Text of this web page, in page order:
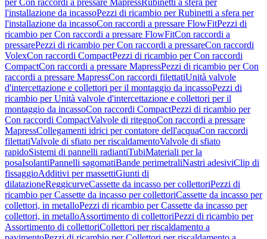
per Con raccordi a pressare MapressRubinetti a sfera per
l'installazione da incassoPezzi di ricambio per Rubinetti a sfera per
l'installazione da incassoCon raccordi a pressare FlowFitPezzi di
ricambio per Con raccordi a pressare FlowFitCon raccordi a
pressarePezzi di ricambio per Con raccordi a pressareCon raccordi
VolexCon raccordi CompactPezzi di ricambio per Con raccordi
CompactCon raccordi a pressare MapressPezzi di ricambio per Con
raccordi a pressare MapressCon raccordi filettatiUnità valvole
d'intercettazione e collettori per il montaggio da incassoPezzi di
ricambio per Unità valvole d'intercettazione e collettori per il
montaggio da incassoCon raccordi CompactPezzi di ricambio per
Con raccordi CompactValvole di ritegnoCon raccordi a pressare
MapressCollegamenti idrici per contatore dell'acquaCon raccordi
filettatiValvole di sfiato per riscaldamentoValvole di sfiato
rapidoSistemi di pannelli radiantiTubiMateriali per la
posaIsolantiPannelli sagomatiBande perimetraliNastri adesiviClip di
fissaggioAdditivi per massettiGiunti di
dilatazioneReggicurveCassette da incasso per collettoriPezzi di
ricambio per Cassette da incasso per collettoriCassette da incasso per
collettori, in metalloPezzi di ricambio per Cassette da incasso per
collettori, in metalloAssortimento di collettoriPezzi di ricambio per
Assortimento di collettoriCollettori per riscaldamento a